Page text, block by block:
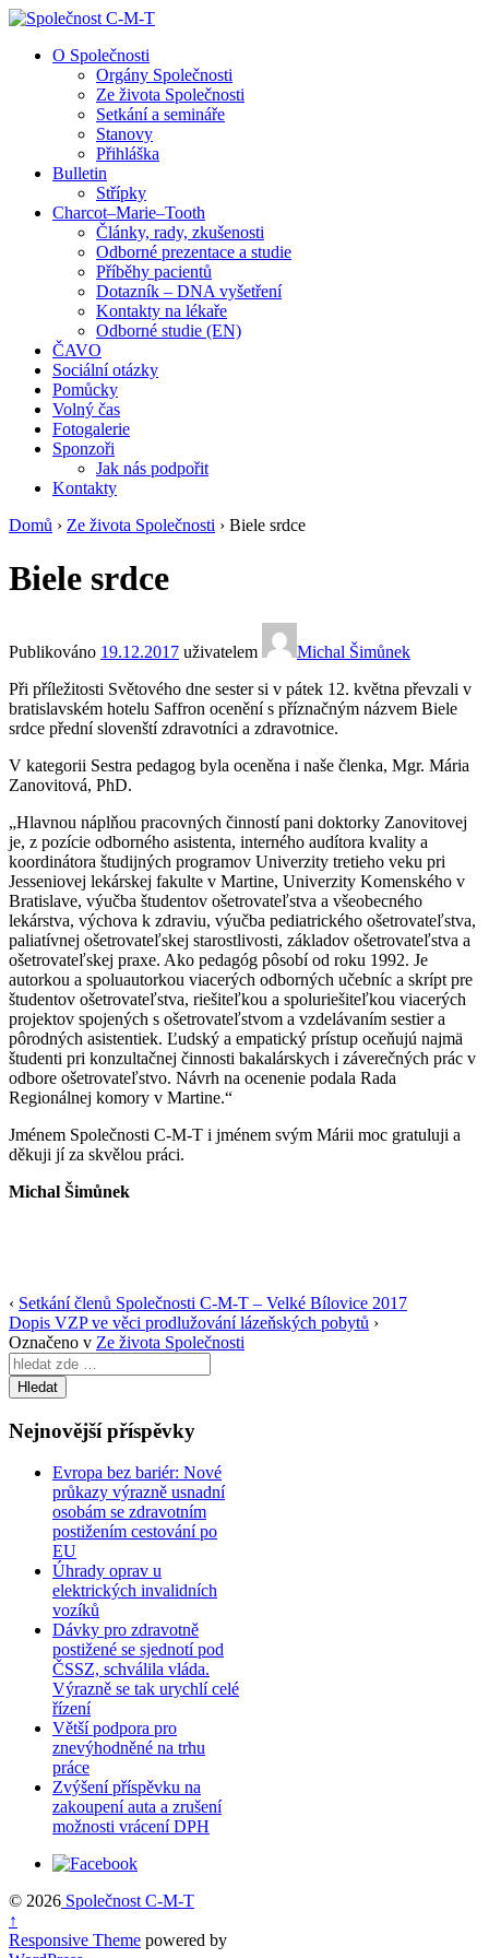
↓
O Společnosti
Orgány Společnosti
Ze života Společnosti
Setkání a semináře
Stanovy
Přihláška
Bulletin
Střípky
Charcot–Marie–Tooth
Články, rady, zkušenosti
Odborné prezentace a studie
Příběhy pacientů
Dotazník – DNA vyšetření
Kontakty na lékaře
Odborné studie (EN)
ČAVO
Sociální otázky
Pomůcky
Volný čas
Fotogalerie
Sponzoři
Jak nás podpořit
Kontakty
Domů › Ze života Společnosti › Biele srdce
Biele srdce
Publikováno 19.12.2017 uživatelem
Michal Šimůnek
Při příležitosti Světového dne sester si v pátek 12. května převzali v
bratislavském hotelu Saffron ocenění s příznačným názvem Biele
srdce přední slovenští zdravotníci a zdravotnice.
V kategorii Sestra pedagog byla oceněna i naše členka, Mgr. Mária
Zanovitová, PhD.
„Hlavnou náplňou pracovných činností pani doktorky Zanovitovej
je, z pozície odborného asistenta, interného audítora kvality a
koordinátora študijných programov Univerzity tretieho veku pri
Jesseniovej lekárskej fakulte v Martine, Univerzity Komenského v
Bratislave, výučba študentov ošetrovateľstva a všeobecného
lekárstva, výchova k zdraviu, výučba pediatrického ošetrovateľstva,
paliatívnej ošetrovateľskej starostlivosti, základov ošetrovateľstva a
ošetrovateľskej praxe. Ako pedagóg pôsobí od roku 1992. Je
autorkou a spoluautorkou viacerých odborných učebníc a skrípt pre
študentov ošetrovateľstva, riešiteľkou a spoluriešiteľkou viacerých
projektov spojených s ošetrovateľstvom a vzdelávaním sestier a
pôrodných asistentiek. Ľudský a empatický prístup oceňujú najmä
študenti pri konzultačnej činnosti bakalárskych i záverečných prác v
odbore ošetrovateľstvo. Návrh na ocenenie podala Rada
Regionálnej komory v Martine.“
Jménem Společnosti C-M-T i jménem svým Márii moc gratuluji a
děkuji jí za skvělou práci.
Michal Šimůnek
‹ Setkání členů Společnosti C-M-T – Velké Bílovice 2017
Dopis VZP ve věci prodlužování lázeňských pobytů ›
Označeno v Ze života Společnosti
Search
for:
Nejnovější příspěvky
Evropa bez bariér: Nové
průkazy výrazně usnadní
osobám se zdravotním
postižením cestování po
EU
Úhrady oprav u
elektrických invalidních
vozíků
Dávky pro zdravotně
postižené se sjednotí pod
ČSSZ, schválila vláda.
Výrazně se tak urychlí celé
řízení
Větší podpora pro
znevýhodněné na trhu
práce
Zvýšení příspěvku na
zakoupení auta a zrušení
možnosti vrácení DPH
© 2026 Společnost C-M-T
↑
Responsive Theme powered by